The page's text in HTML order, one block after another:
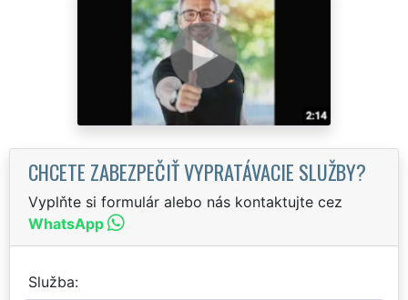
CHCETE ZABEZPEČIŤ VYPRATÁVACIE SLUŽBY?
Vyplňte si formulár alebo nás kontaktujte cez
WhatsApp
Služba